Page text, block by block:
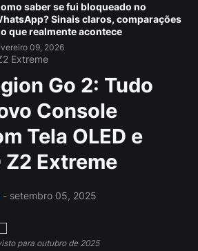
saber se fui bloqueado no
Sinais claros, comparações
que realmente acontece
09, 2026
Extreme
Go 2: Tudo
Console
Tela OLED e
Z2 Extreme
- setembro 05, 2025
para outubro de 2025